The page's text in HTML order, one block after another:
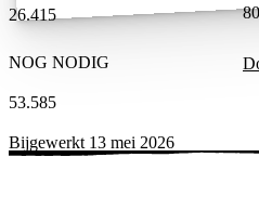
26.415
NOG NODIG
53.585
Bijgewerkt 13 mei 2026